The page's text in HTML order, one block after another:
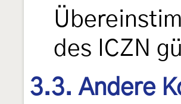
des ICZN
3.3. Andere